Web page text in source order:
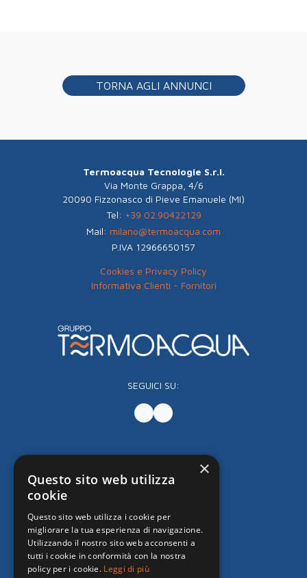
TORNA AGLI ANNUNCI
Termoacqua Tecnologie S.r.l.
Via Monte Grappa, 4/6
20090 Fizzonasco di Pieve Emanuele (MI)
Tel: +39 02.90422129
Mail: milano@termoacqua.com
P.IVA 12966650157
Cookies e Privacy Policy
Informativa Clienti - Fornitori
SEGUICI SU:
×
Questo sito web utilizza
cookie
Questo sito web utilizza i cookie per
migliorare la tua esperienza di navigazione.
Utilizzando il nostro sito web acconsenti a
tutti i cookie in conformità con la nostra
policy per i cookie. Leggi di più